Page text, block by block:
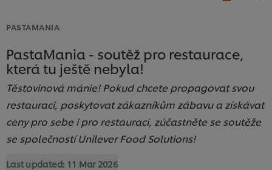
PASTAMANIA
PastaMania - soutěž pro restaurace,
která tu ještě nebyla!
Těstovinová mánie! Pokud chcete propagovat svou
restauraci, poskytovat zákazníkům zábavu a získávat
ceny pro sebe i pro restauraci, zúčastněte se soutěže
se společností Unilever Food Solutions!
Last updated: 11 Mar 2026